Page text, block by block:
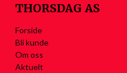
THORSDAG AS
Forside
Bli kunde
Om oss
Aktuelt